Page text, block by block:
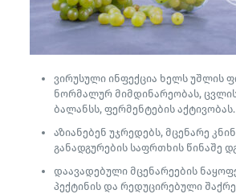
ვირუსული ინფექცია ხელს უშლის
ნორმალურ მიმდინარეობას,
ბალანსს, ფერმენტების აქტივობას.
აზიანებენ უჯრედებს, მცენარე
განადგურების საფრთხის წინაშე
დაავადებული მცენარეების
პექტინის და რედუცირებული